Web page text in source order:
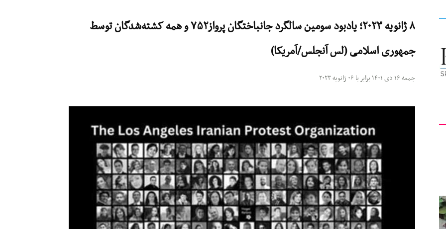
کیهان
۸ ژانویه ۲۰۲۳؛ یادبود سومین سالگرد جانباختگان پرواز۷۵۲ و همه کشته‌شدگان توسط
جمهوری اسلامی (لس آنجلس/آمریکا)
جمعه ۱۶ دی ۱۴۰۱ برابر با ۰۶ ژانویه ۲۰۲۳